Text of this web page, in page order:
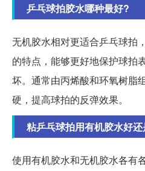
乒乓球拍胶水哪种最好?
无机胶水相对更适合乒乓球拍
的特点，能够更好地保护球拍
坏。通常由丙烯酸和环氧树脂
硬，提高球拍的反弹效果。
粘乒乓球拍用有机胶水好
使用有机胶水和无机胶水各有